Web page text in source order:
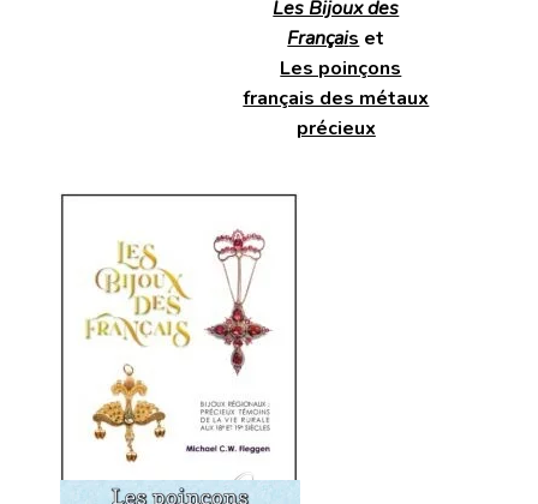
Les Bijoux des
Français et
Les poinçons
français des métaux
précieux